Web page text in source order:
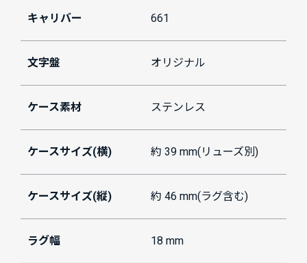
キャリバー 661
文字盤 オリジナル
ケース素材 ステンレス
ケースサイズ(横) 約 39 mm(リューズ別)
ケースサイズ(縦) 約 46 mm(ラグ含む)
ラグ幅 18 mm